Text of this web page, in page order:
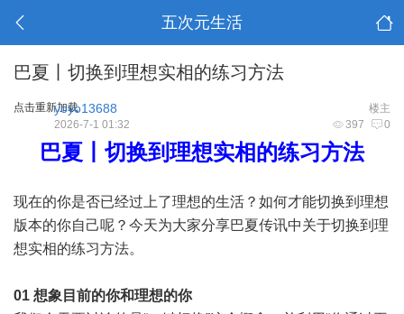
五次元生活
巴夏丨切换到理想实相的练习方法
点击重新加载 楼主
yoyo13688
397 0
2026-7-1 01:32
巴夏丨切换到理想实相的练习方法
现在的你是否已经过上了理想的生活？如何才能切换到理想
版本的你自己呢？今天为大家分享巴夏传讯中关于切换到理
想实相的练习方法。
01 想象目前的你和理想的你